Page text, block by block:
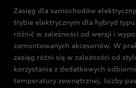
Zasięg dla samochodów
trybie elektrycznym dla hybryd
różnić w zależności od wersji i
zamontowanych akcesoriów. W
zasięg różni się w zależności od
korzystania z dodatkowych
temperatury zewnętrznej, liczby